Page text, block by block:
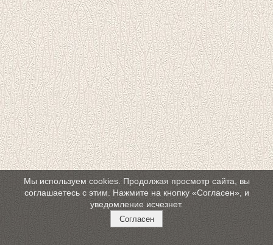
Мы используем cookies. Продолжая просмотр сайта, вы
соглашаетесь с этим. Нажмите на кнопку «Согласен», и
уведомление исчезнет.
Согласен